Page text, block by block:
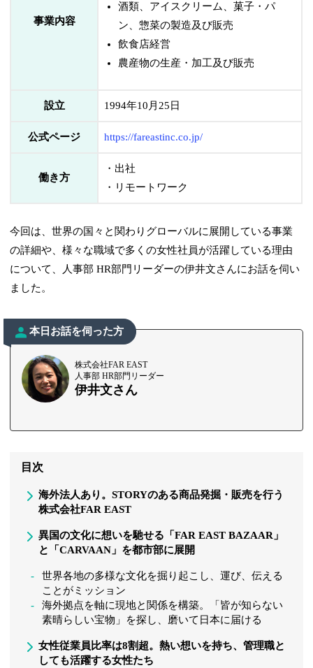
事業内容
酒類、アイスクリーム、菓子・パ
ン、惣菜の製造及び販売
飲食店経営
農産物の生産・加工及び販売
設立 1994年10月25日
公式ページ https://fareastinc.co.jp/
働き方
・出社
・リモートワーク
今回は、世界の国々と関わりグローバルに展開している事業
の詳細や、様々な職域で多くの女性社員が活躍している理由
について、人事部 HR部門リーダーの伊井文さんにお話を伺い
ました。
本日お話を伺った方
株式会社FAR EAST
人事部 HR部門リーダー
伊井文さん
目次
海外法人あり。STORYのある商品発掘・販売を行う
株式会社FAR EAST
異国の文化に想いを馳せる「FAR EAST BAZAAR」
と「CARVAAN」を都市部に展開
世界各地の多様な文化を掘り起こし、運び、伝える
ことがミッション
海外拠点を軸に現地と関係を構築。「皆が知らない
素晴らしい宝物」を探し、磨いて日本に届ける
女性従業員比率は8割超。熱い想いを持ち、管理職と
しても活躍する女性たち